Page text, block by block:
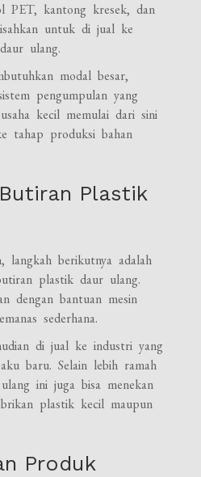
PET, kantong kresek, dan
untuk di jual ke
ulang.
modal besar,
pengumpulan yang
kecil memulai dari sini
tahap produksi bahan
Plastik
langkah berikutnya adalah
plastik daur ulang.
dengan bantuan mesin
sederhana.
di jual ke industri yang
baru. Selain lebih ramah
ini juga bisa menekan
plastik kecil maupun
Produk